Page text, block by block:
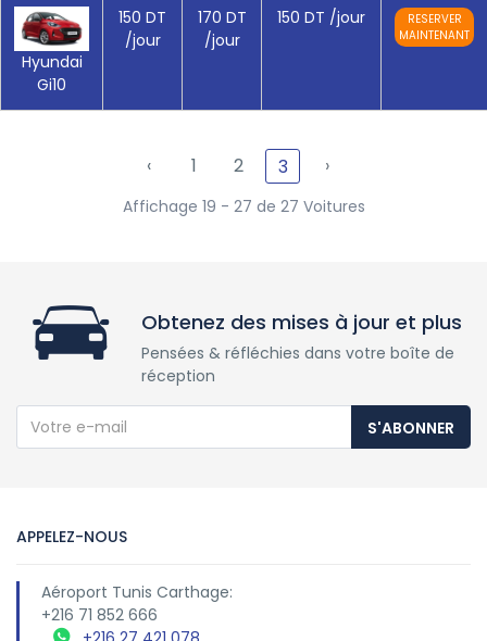
Hyundai
Gi10
150 DT
/jour
170 DT
/jour
150 DT /jour
RESERVER
MAINTENANT
‹ 1 2 3 ›
Affichage 19 - 27 de 27 Voitures
Obtenez des mises à jour et plus
Pensées & réfléchies dans votre boîte de
réception
S'ABONNER
APPELEZ-NOUS
Aéroport Tunis Carthage:
+216 71 852 666